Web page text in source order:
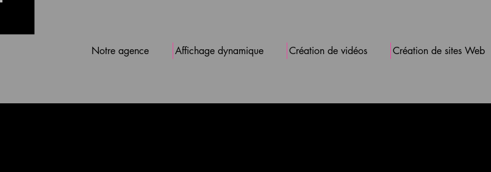
Notre agence Affichage dynamique Création de vidéos Création de sites Web